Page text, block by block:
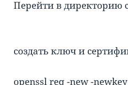
Перейти в директорию
создать ключ и
openssl req -new -